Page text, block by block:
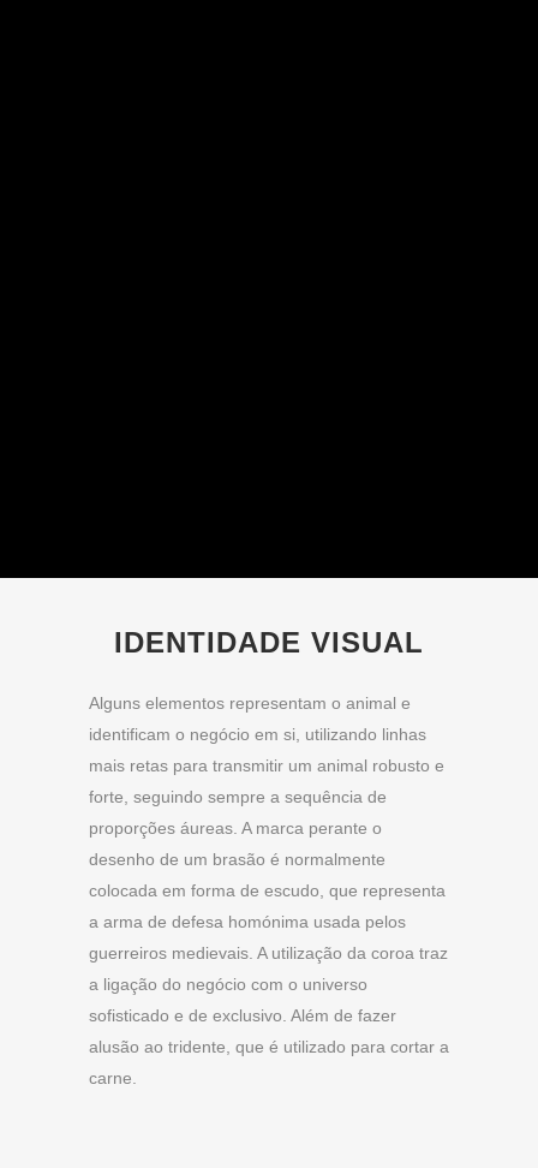
IDENTIDADE VISUAL
Alguns elementos representam o animal e
identificam o negócio em si, utilizando linhas
mais retas para transmitir um animal robusto e
forte, seguindo sempre a sequência de
proporções áureas. A marca perante o
desenho de um brasão é normalmente
colocada em forma de escudo, que representa
a arma de defesa homónima usada pelos
guerreiros medievais. A utilização da coroa traz
a ligação do negócio com o universo
sofisticado e de exclusivo. Além de fazer
alusão ao tridente, que é utilizado para cortar a
carne.